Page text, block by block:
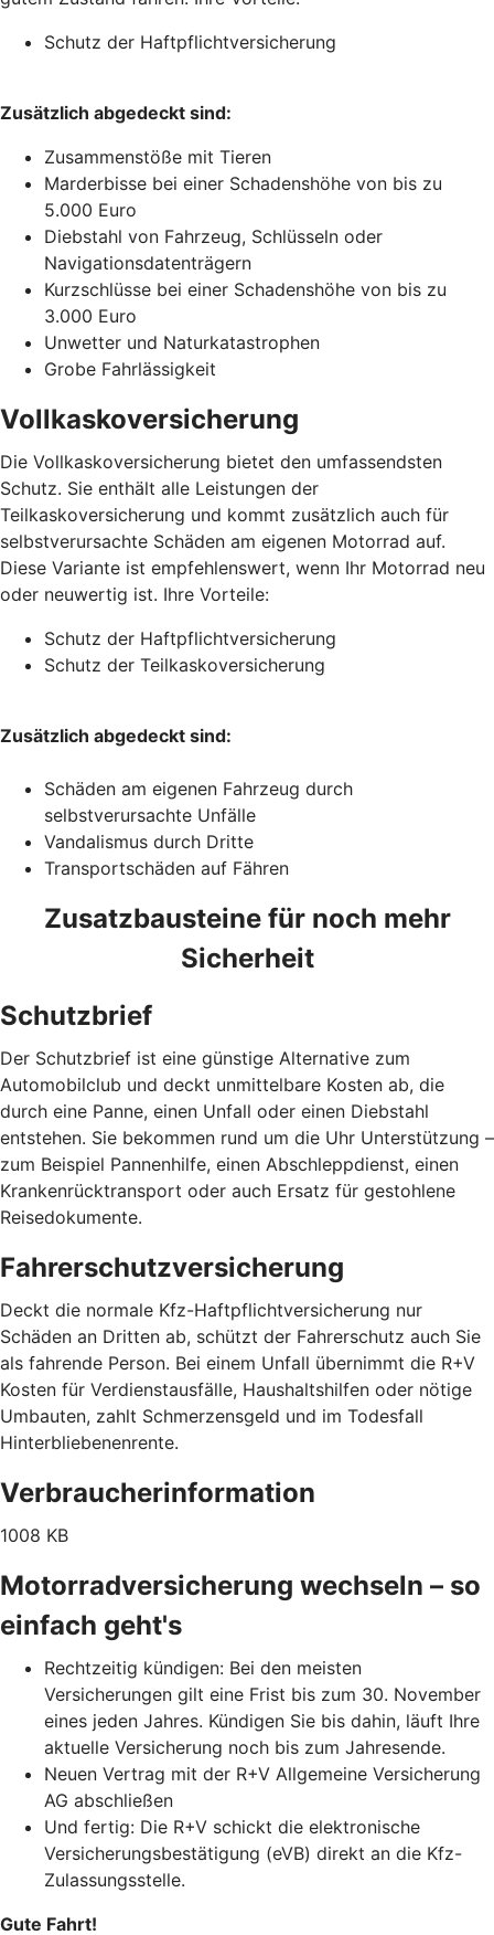
Schutz der Haftpflichtversicherung
Zusätzlich abgedeckt sind:
Zusammenstöße mit Tieren
Marderbisse bei einer Schadenshöhe von bis zu
5.000 Euro
Diebstahl von Fahrzeug, Schlüsseln oder
Navigationsdatenträgern
Kurzschlüsse bei einer Schadenshöhe von bis zu
3.000 Euro
Unwetter und Naturkatastrophen
Grobe Fahrlässigkeit
Vollkaskoversicherung
Die Vollkaskoversicherung bietet den umfassendsten
Schutz. Sie enthält alle Leistungen der
Teilkaskoversicherung und kommt zusätzlich auch für
selbstverursachte Schäden am eigenen Motorrad auf.
Diese Variante ist empfehlenswert, wenn Ihr Motorrad neu
oder neuwertig ist. Ihre Vorteile:
Schutz der Haftpflichtversicherung
Schutz der Teilkaskoversicherung
Zusätzlich abgedeckt sind:
Schäden am eigenen Fahrzeug durch
selbstverursachte Unfälle
Vandalismus durch Dritte
Transportschäden auf Fähren
Zusatzbausteine für noch mehr
Sicherheit
Schutzbrief
Der Schutzbrief ist eine günstige Alternative zum
Automobilclub und deckt unmittelbare Kosten ab, die
durch eine Panne, einen Unfall oder einen Diebstahl
entstehen. Sie bekommen rund um die Uhr Unterstützung –
zum Beispiel Pannenhilfe, einen Abschleppdienst, einen
Krankenrücktransport oder auch Ersatz für gestohlene
Reisedokumente.
Fahrerschutzversicherung
Deckt die normale Kfz-Haftpflichtversicherung nur
Schäden an Dritten ab, schützt der Fahrerschutz auch Sie
als fahrende Person. Bei einem Unfall übernimmt die R+V
Kosten für Verdienstausfälle, Haushaltshilfen oder nötige
Umbauten, zahlt Schmerzensgeld und im Todesfall
Hinterbliebenenrente.
Verbraucherinformation
1008 KB
Motorradversicherung wechseln – so
einfach geht's
Rechtzeitig kündigen: Bei den meisten
Versicherungen gilt eine Frist bis zum 30. November
eines jeden Jahres. Kündigen Sie bis dahin, läuft Ihre
aktuelle Versicherung noch bis zum Jahresende.
Neuen Vertrag mit der R+V Allgemeine Versicherung
AG abschließen
Und fertig: Die R+V schickt die elektronische
Versicherungsbestätigung (eVB) direkt an die Kfz-
Zulassungsstelle.
Gute Fahrt!